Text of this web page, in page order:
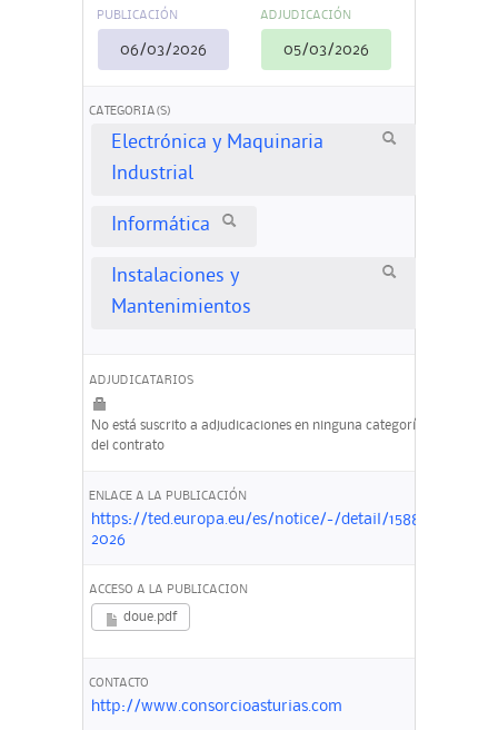
PUBLICACIÓN
06/03/2026
ADJUDICACIÓN
05/03/2026
CATEGORIA(S)
Electrónica y Maquinaria
Industrial
Informática
Instalaciones y
Mantenimientos
ADJUDICATARIOS
No está suscrito a adjudicaciones en ninguna categoría
del contrato
ENLACE A LA PUBLICACIÓN
https://ted.europa.eu/es/notice/-/detail/158878-
2026
ACCESO A LA PUBLICACION
doue.pdf
CONTACTO
http://www.consorcioasturias.com